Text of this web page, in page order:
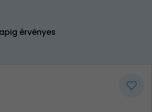
érvényes